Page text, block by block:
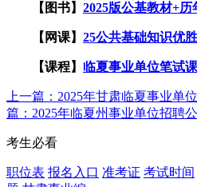
【图书】 2025版公基教材+历
【网课】 25公共基础知识优
【课程】 临夏事业单位笔试
上一篇：2025年甘肃临夏事业单
篇：2025年临夏州事业单位招聘
考生必看
职位表 报名入口 准考证 考试时间